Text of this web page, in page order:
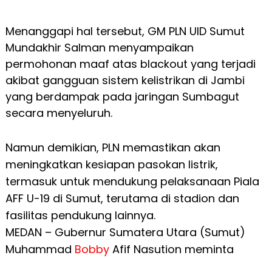
Menanggapi hal tersebut, GM PLN UID Sumut
Mundakhir Salman menyampaikan
permohonan maaf atas blackout yang terjadi
akibat gangguan sistem kelistrikan di Jambi
yang berdampak pada jaringan Sumbagut
secara menyeluruh.
Namun demikian, PLN memastikan akan
meningkatkan kesiapan pasokan listrik,
termasuk untuk mendukung pelaksanaan Piala
AFF U-19 di Sumut, terutama di stadion dan
fasilitas pendukung lainnya.
MEDAN – Gubernur Sumatera Utara (Sumut)
Muhammad BobbyAfif Nasution meminta